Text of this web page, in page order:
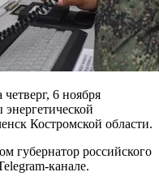
6 ноября
Костромской области.
губернатор российского
канале.